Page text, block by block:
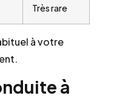
Très rare
à votre
à